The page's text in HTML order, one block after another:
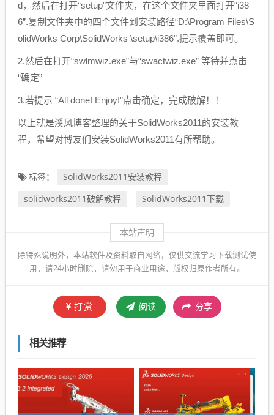
d，然后在打开“setup”文件夹，在这个文件夹里面打开“i38
6”.复制文件夹中的四个文件到安装路径“D:\Program Files\S
olidWorks Corp\SolidWorks \setup\i386”.提示覆盖即可。
2.然后在打开“swlmwiz.exe”与“swactwiz.exe” 等待并点击
“确定”
3.若提示 “All done! Enjoy!”点击确定，完成破解！！
以上就是溪风博客整理的关于SolidWorks2011的安装教
程，希望对博友们安装SolidWorks2011有所帮助。
标签：
SolidWorks2011安装教程
solidworks2011破解教程
SolidWorks2011下载
本站声明
除特殊说明外，本站软件及资料取自网络，仅供交流学习下载测试使
用，请24小时删除，请勿用于商业用途，版权归原作者所有。
打赏 阅读 分享
相关推荐